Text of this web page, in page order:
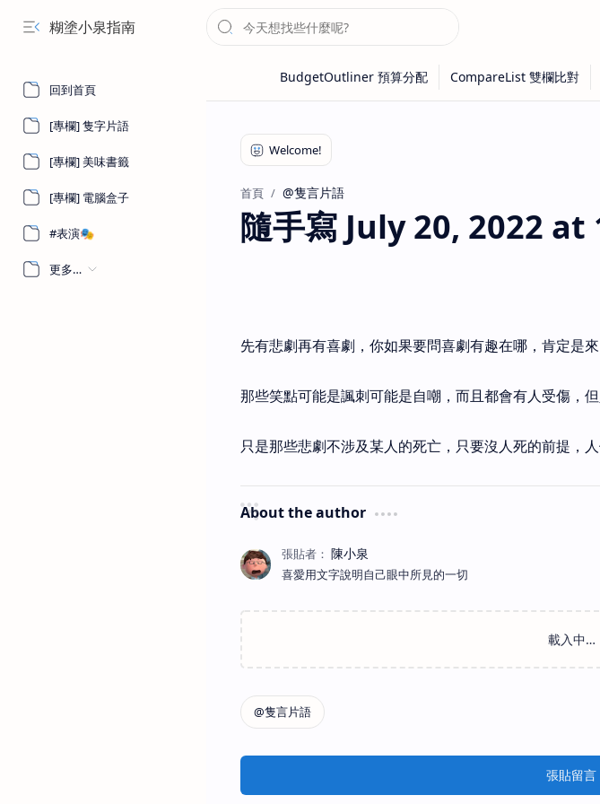
糊塗小泉指南
回到首頁
[專欄] 隻字片語
[專欄] 美味書籤
[專欄] 電腦盒子
#表演🎭
更多…
首頁 @隻言片語
隨手寫 July 20, 2022 at
先有悲劇再有喜劇，你如果要問喜劇有趣在哪，肯定是來
那些笑點可能是諷刺可能是自嘲，而且都會有人受傷，
只是那些悲劇不涉及某人的死亡，只要沒人死的前提，
About the author
喜愛用文字說明自己眼中所見的一切
張貼留言